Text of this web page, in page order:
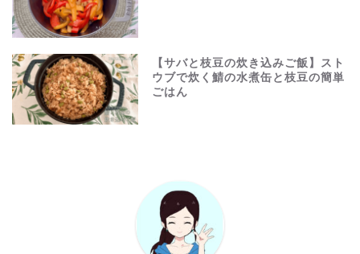
【サバと枝豆の炊き込みご飯】スト
ウブで炊く鯖の水煮缶と枝豆の簡単
ごはん